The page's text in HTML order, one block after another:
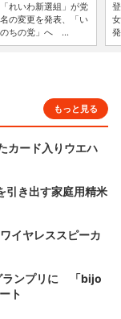
「れいわ新選組」が党
名の変更を発表、「い
のちの党」へ ...
もっと見る
カード入りウエハ
き出す家庭用精米
イヤレススピーカ
ランプリに 「bijo
ト